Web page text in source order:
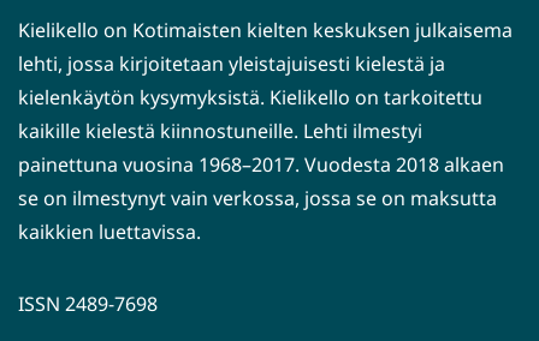
Kielikello on Kotimaisten kielten keskuksen julkaisema
lehti, jossa kirjoitetaan yleistajuisesti kielestä ja
kielenkäytön kysymyksistä. Kielikello on tarkoitettu
kaikille kielestä kiinnostuneille. Lehti ilmestyi
painettuna vuosina 1968–2017. Vuodesta 2018 alkaen
se on ilmestynyt vain verkossa, jossa se on maksutta
kaikkien luettavissa.
ISSN 2489-7698